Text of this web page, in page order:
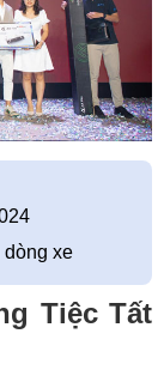
dòng xe
Tiệc Tất